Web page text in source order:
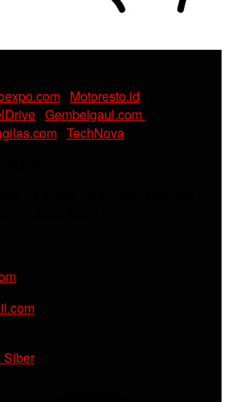
Motoresto.id
Gembelgaul.com
TechNova
Siber